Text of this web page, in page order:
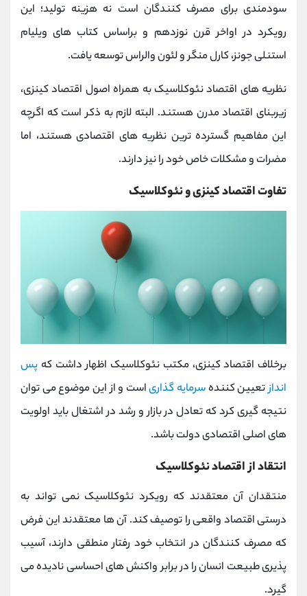
سودمندی برای مصرف کنندگان است نه هزینه تولید؛ این
رویکرد در اواخر قرن نوزدهم و براساس کتاب های ویلیام
استنلی جونز، کارل منگر و لئون والراس توسعه یافت.
نظریه های اقتصاد نئوکلاسیک به همراه اصول اقتصاد کینزی،
زیربنای اقتصاد مدرن هستند. البته لازم به ذکر است که اگرچه
این مفاهیم گسترده ترین نظریه های اقتصادی هستند، اما
مضرات و مشکلات خاص خود را نیز دارند.
تفاوت اقتصاد کینزی و نئوکلاسیک
برخلاف اقتصاد کینزی، مکتب نئوکلاسیک اظهار داشت که پس
اندازتعیین کنندهسرمایه گذاریاست و از این موضوع می توان
نتیجه گیری کرد که تعادل در بازار و رشد در اشتغال باید اولویت
های اصلی اقتصادی دولت باشد.
انتقاد از اقتصاد نئوکلاسیک
منتقدان آن معتقدند که رویکرد نئوکلاسیک نمی تواند به
درستی اقتصاد واقعی را توصیف کند. آن ها معتقدند این فرض
که مصرف کنندگان در انتخاب خود رفتار منطقی دارند، آسیب
پذیری طبیعت انسان را در برابر واکنش های احساسی نادیده می
گیرد.